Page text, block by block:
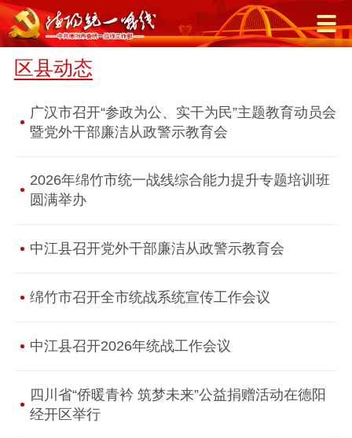
区县动态
广汉市召开“参政为公、实干为民”主题教育动员会
暨党外干部廉洁从政警示教育会
2026年绵竹市统一战线综合能力提升专题培训班
圆满举办
中江县召开党外干部廉洁从政警示教育会
绵竹市召开全市统战系统宣传工作会议
中江县召开2026年统战工作会议
四川省“侨暖青衿 筑梦未来”公益捐赠活动在德阳
经开区举行